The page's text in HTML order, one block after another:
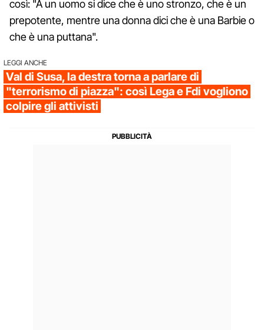
così: "A un uomo si dice che è uno stronzo, che è un
prepotente, mentre una donna dici che è una Barbie o
che è una puttana".
LEGGI ANCHE
Val di Susa, la destra torna a parlare di
"terrorismo di piazza": così Lega e Fdi vogliono
colpire gli attivisti